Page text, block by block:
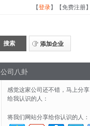
【登录】 【免费注册】
添加企业
公司八卦
感觉这家公司还不错，马上分享
给我认识的人：
将我们网站分享给你认识的人：